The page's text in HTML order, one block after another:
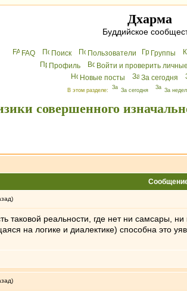
Дхарма
Буддийское
FAQ Поиск Пользователи Группы
Профиль
Войти и проверить
Новые посты
За сегодня
В этом разделе: За сегодня За
совершенного
таковой реальности, где нет ни самсары,
на логике и диалектике) способна это